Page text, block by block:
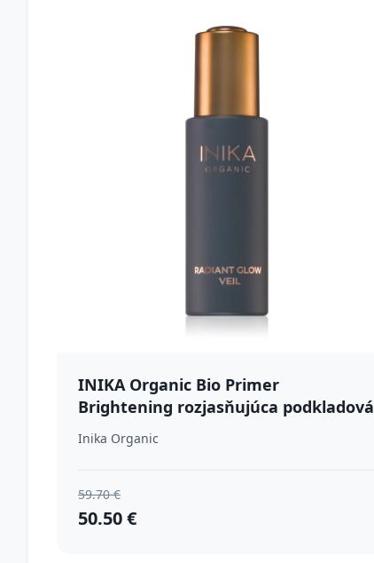
INIKA Organic Bio Primer
Brightening rozjasňujúca podkladová
báza 30 ml
Inika Organic
59.70 €
50.50 €